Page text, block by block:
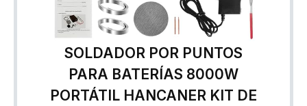
SOLDADOR POR PUNTOS
PARA BATERÍAS 8000W
PORTÁTIL HANCANER KIT DE